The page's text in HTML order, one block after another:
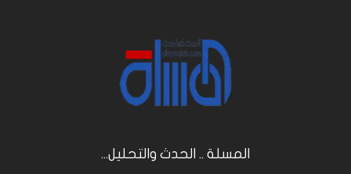
المسلة .. الحدث والتحليل...